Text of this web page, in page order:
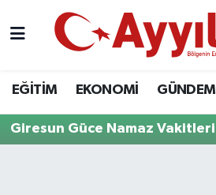
EĞİTİM EKONOMİ GÜNDEM
Giresun Güce Namaz Vakitleri